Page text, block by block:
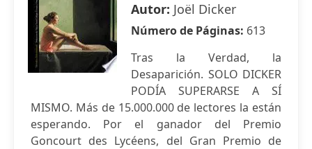
Autor: Joël Dicker
Número de Páginas: 613
Tras la Verdad, la
Desaparición. SOLO DICKER
PODÍA SUPERARSE A SÍ
MISMO. Más de 15.000.000 de lectores la están
esperando. Por el ganador del Premio
Goncourt des Lycéens, del Gran Premio de